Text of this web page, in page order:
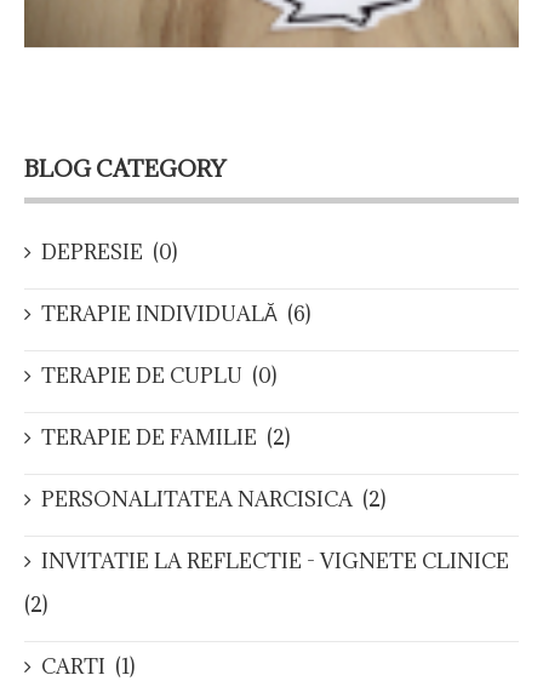
BLOG CATEGORY
DEPRESIE (0)
TERAPIE INDIVIDUALĂ (6)
TERAPIE DE CUPLU (0)
TERAPIE DE FAMILIE (2)
PERSONALITATEA NARCISICA (2)
INVITATIE LA REFLECTIE - VIGNETE CLINICE
(2)
CARTI (1)